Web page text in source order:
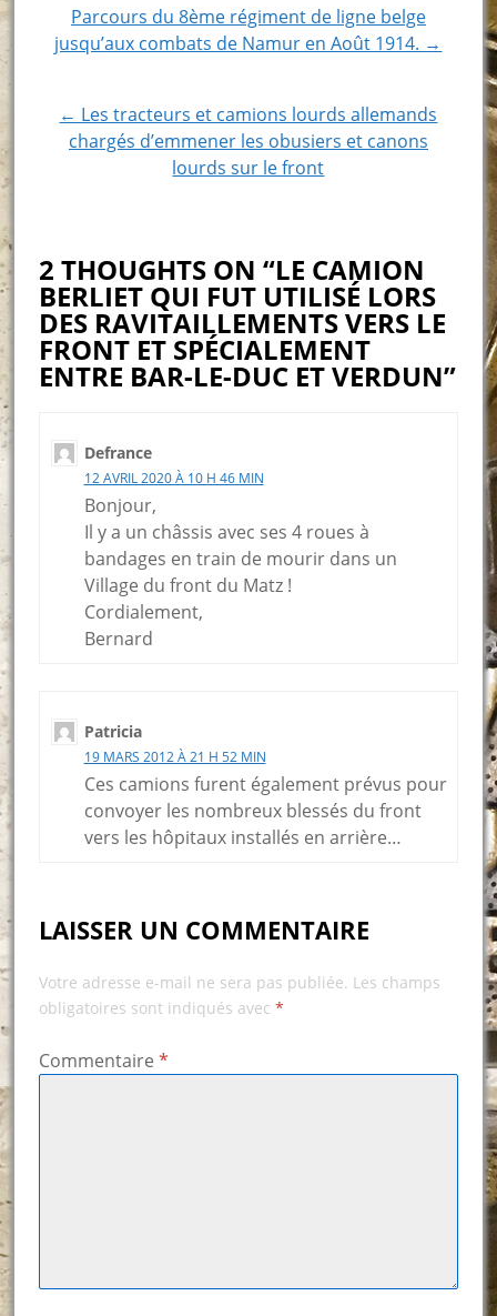
PostParcours du 8ème régiment de ligne belge
jusqu’aux combats de Namur en Août 1914. →
← Les tracteurs et camions lourds allemands
chargés d’emmener les obusiers et canons
lourds sur le front
2 THOUGHTS ON “LE CAMION
BERLIET QUI FUT UTILISÉ LORS
DES RAVITAILLEMENTS VERS LE
FRONT ET SPÉCIALEMENT
ENTRE BAR-LE-DUC ET VERDUN”
Defrance
12 AVRIL 2020 À 10 H 46 MIN
Bonjour,
Il y a un châssis avec ses 4 roues à
bandages en train de mourir dans un
Village du front du Matz !
Cordialement,
Bernard
Patricia
19 MARS 2012 À 21 H 52 MIN
Ces camions furent également prévus pour
convoyer les nombreux blessés du front
vers les hôpitaux installés en arrière…
LAISSER UN COMMENTAIRE
Votre adresse e-mail ne sera pas publiée. Les champs
obligatoires sont indiqués avec *
Commentaire *